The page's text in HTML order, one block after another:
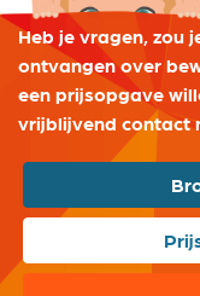
Heb je vragen, zou
ontvangen over
een prijsopgave
vrijblijvend contact